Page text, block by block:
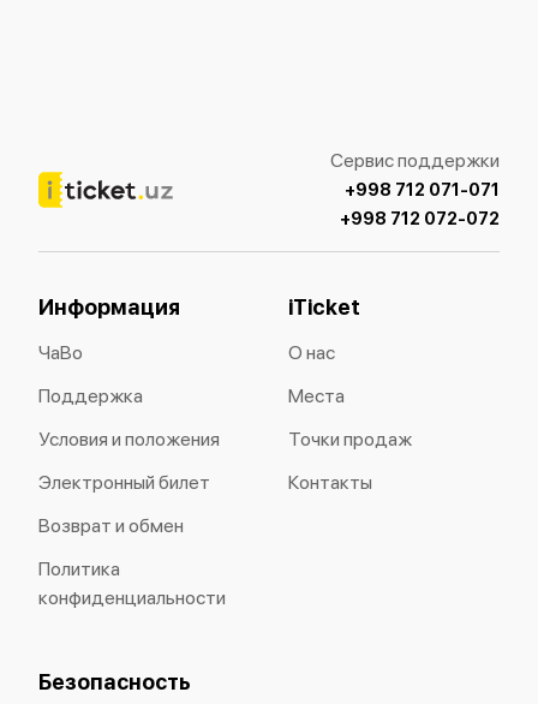
Сервис поддержки
+998 712 071-071
+998 712 072-072
Информация
ЧаВо
Поддержка
Условия и положения
Электронный билет
Возврат и обмен
Политика
конфиденциальности
iTicket
О нас
Места
Точки продаж
Контакты
Безопасность